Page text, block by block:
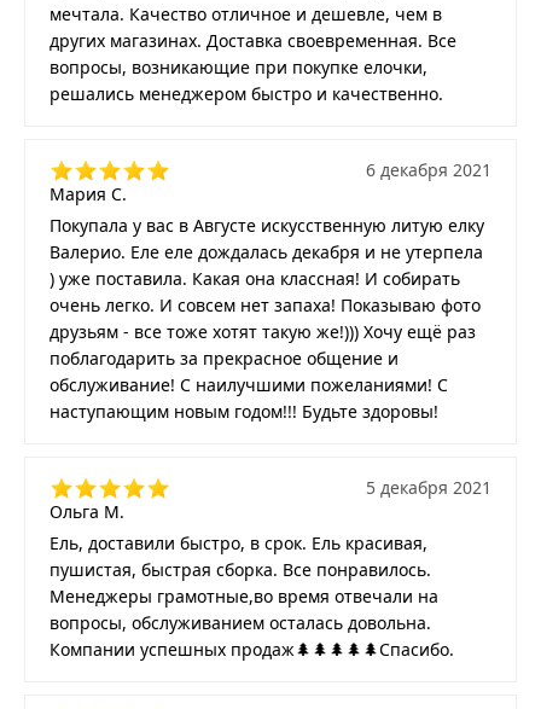
мечтала. Качество отличное и дешевле, чем в
других магазинах. Доставка своевременная. Все
вопросы, возникающие при покупке елочки,
решались менеджером быстро и качественно.
Мария С.
6 декабря 2021
Покупала у вас в Августе искусственную литую елку
Валерио. Еле еле дождалась декабря и не утерпела
) уже поставила. Какая она классная! И собирать
очень легко. И совсем нет запаха! Показываю фото
друзьям - все тоже хотят такую же!))) Хочу ещё раз
поблагодарить за прекрасное общение и
обслуживание! С наилучшими пожеланиями! С
наступающим новым годом!!! Будьте здоровы!
Ольга М.
5 декабря 2021
Ель, доставили быстро, в срок. Ель красивая,
пушистая, быстрая сборка. Все понравилось.
Менеджеры грамотные,во время отвечали на
вопросы, обслуживанием осталась довольна.
Компании успешных продаж🌲🌲🌲🌲🌲Спасибо.